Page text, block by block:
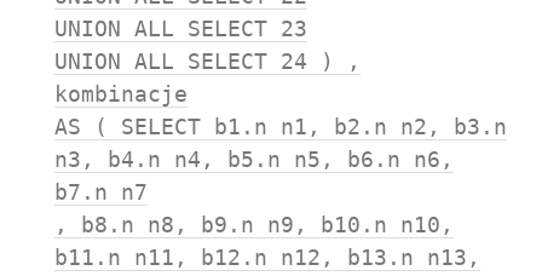
UNION ALL SELECT 23
UNION ALL SELECT 24 ) ,
kombinacje
AS ( SELECT b1.n n1, b2.n n2, b3.n
n3, b4.n n4, b5.n n5, b6.n n6,
b7.n n7
, b8.n n8, b9.n n9, b10.n n10,
b11.n n11, b12.n n12, b13.n n13,